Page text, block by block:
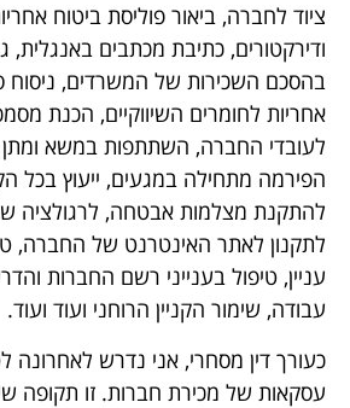
ציוד לחברה, ביאור פוליסת ביטוח
ודירקטורים, כתיבת מכתבים באנגלית,
בהסכם השכירות של המשרדים, ניסוח
אחריות לחומרים השיווקיים, הכנת
לעובדי החברה, השתתפות במשא ומתן
הפירמה מתחילה במגעים, ייעוץ בכל
להתקנת מצלמות אבטחה, לרגולציה
לתקנון לאתר האינטרנט של החברה,
עניין, טיפול בענייני רשם החברות
עבודה, שימור הקניין הרוחני ועוד ועוד.
כעורך דין מסחרי, אני נדרש לאחרונה
עסקאות של מכירת חברות. זו תקופה